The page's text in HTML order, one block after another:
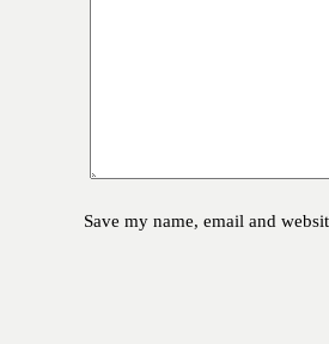
Save my name, email and